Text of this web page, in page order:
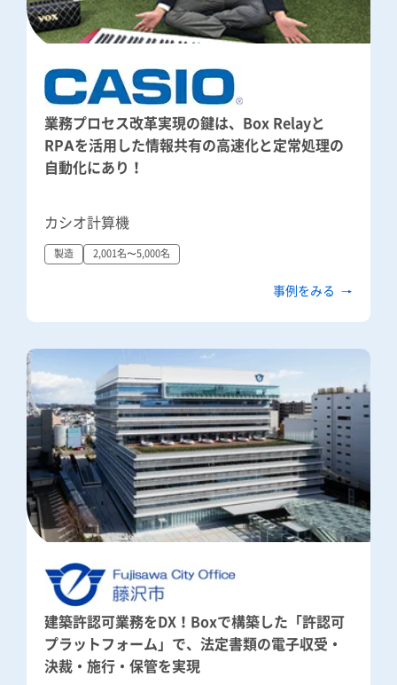
業務プロセス改革実現の鍵は、Box Relayと
RPAを活用した情報共有の高速化と定常処理の
自動化にあり！
カシオ計算機
製造 2,001名〜5,000名
事例をみる
建築許認可業務をDX！Boxで構築した「許認可
プラットフォーム」で、法定書類の電子収受・
決裁・施行・保管を実現